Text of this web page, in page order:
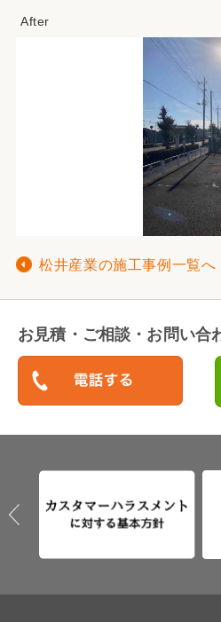
松井産業の施工事例一覧へ
お見積・ご相談・お問い合